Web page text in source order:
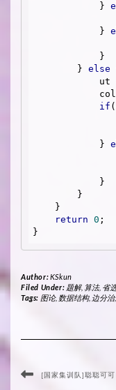
            }
            }
        }
else
if
            }
return 0 ;
Author:KSkun
Filed Under: 题解, 算法, 省
Tags: 图论, 数据结构, 边分治,
[国家集训队]聪聪可